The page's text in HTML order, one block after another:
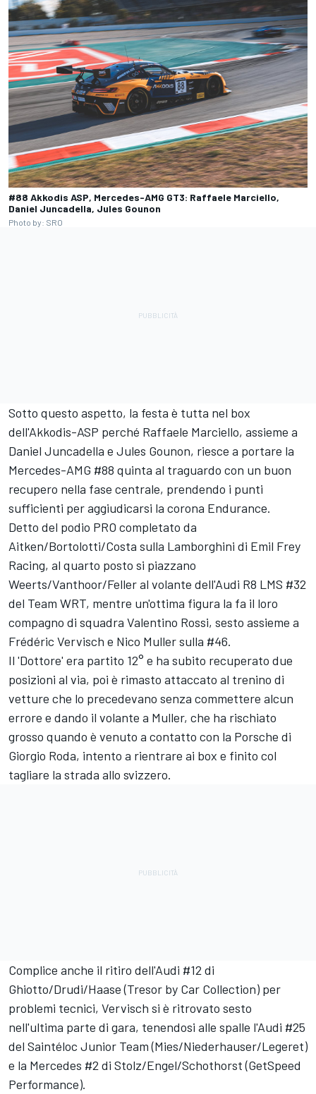
#88 Akkodis ASP, Mercedes-AMG GT3: Raffaele Marciello,
Daniel Juncadella, Jules Gounon
Photo by: SRO
Sotto questo aspetto, la festa è tutta nel box
dell'Akkodis-ASP perché Raffaele Marciello, assieme a
Daniel Juncadella e Jules Gounon, riesce a portare la
Mercedes-AMG #88 quinta al traguardo con un buon
recupero nella fase centrale, prendendo i punti
sufficienti per aggiudicarsi la corona Endurance.
Detto del podio PRO completato da
Aitken/Bortolotti/Costa sulla Lamborghini di Emil Frey
Racing, al quarto posto si piazzano
Weerts/Vanthoor/Feller al volante dell'Audi R8 LMS #32
del Team WRT, mentre un'ottima figura la fa il loro
compagno di squadra Valentino Rossi, sesto assieme a
Frédéric Vervisch e Nico Muller sulla #46.
Il 'Dottore' era partito 12° e ha subito recuperato due
posizioni al via, poi è rimasto attaccato al trenino di
vetture che lo precedevano senza commettere alcun
errore e dando il volante a Muller, che ha rischiato
grosso quando è venuto a contatto con la Porsche di
Giorgio Roda, intento a rientrare ai box e finito col
tagliare la strada allo svizzero.
Complice anche il ritiro dell'Audi #12 di
Ghiotto/Drudi/Haase (Tresor by Car Collection) per
problemi tecnici, Vervisch si è ritrovato sesto
nell'ultima parte di gara, tenendosi alle spalle l'Audi #25
del Saintéloc Junior Team (Mies/Niederhauser/Legeret)
e la Mercedes #2 di Stolz/Engel/Schothorst (GetSpeed
Performance).